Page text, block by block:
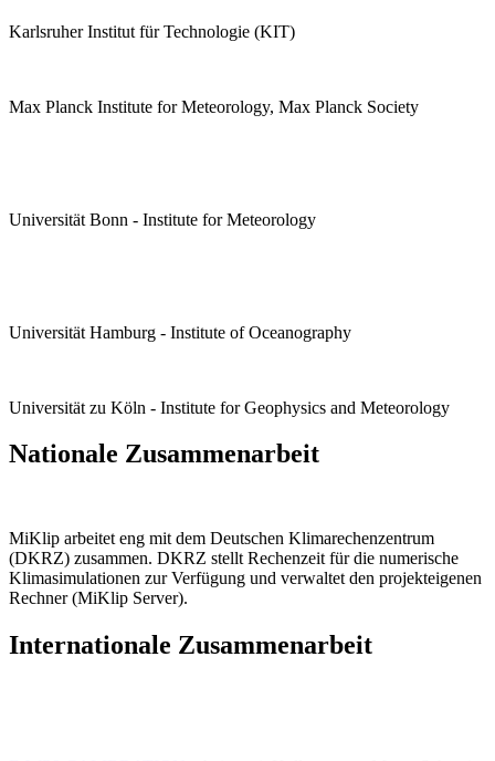
Karlsruher Institut für Technologie (KIT)
Max Planck Institute for Meteorology, Max Planck Society
Universität Bonn - Institute for Meteorology
Universität Hamburg - Institute of Oceanography
Universität zu Köln - Institute for Geophysics and Meteorology
Nationale Zusammenarbeit
MiKlip arbeitet eng mit dem Deutschen Klimarechenzentrum
(DKRZ) zusammen. DKRZ stellt Rechenzeit für die numerische
Klimasimulationen zur Verfügung und verwaltet den projekteigenen
Rechner (MiKlip Server).
Internationale Zusammenarbeit